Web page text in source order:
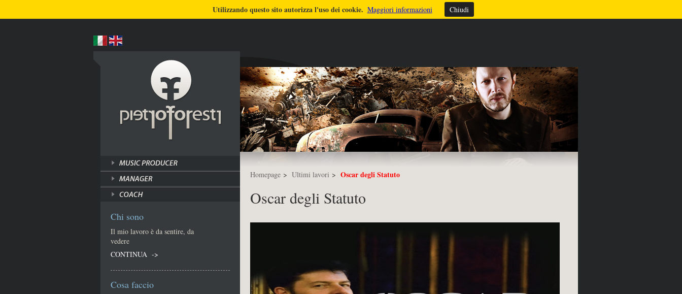
COSA FACCIO ULTIMI LAVORI TUTORIALS DICONO DI ME FOTO STRUMENTAZIONE
Homepage > Ultimi lavori > Oscar degli Statuto
Oscar degli Statuto
Chi sono
Il mio lavoro è da sentire, da
vedere
CONTINUA ->
Cosa faccio
Utilizzando questo sito autorizza l'uso dei cookie. Maggiori informazioni Chiudi